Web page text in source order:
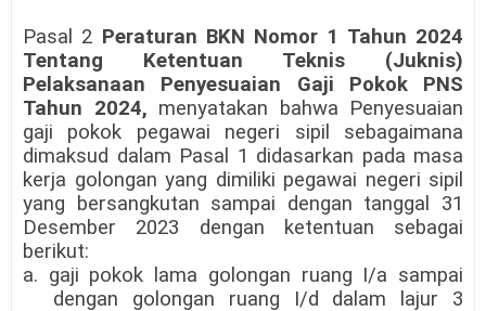
Pasal 2 Peraturan BKN Nomor 1 Tahun 2024
Tentang Ketentuan Teknis (Juknis)
Pelaksanaan Penyesuaian Gaji Pokok PNS
Tahun 2024, menyatakan bahwa Penyesuaian
gaji pokok pegawai negeri sipil sebagaimana
dimaksud dalam Pasal 1 didasarkan pada masa
kerja golongan yang dimiliki pegawai negeri sipil
yang bersangkutan sampai dengan tanggal 31
Desember 2023 dengan ketentuan sebagai
berikut:
a. gaji pokok lama golongan ruang I/a sampai
dengan golongan ruang I/d dalam lajur 3